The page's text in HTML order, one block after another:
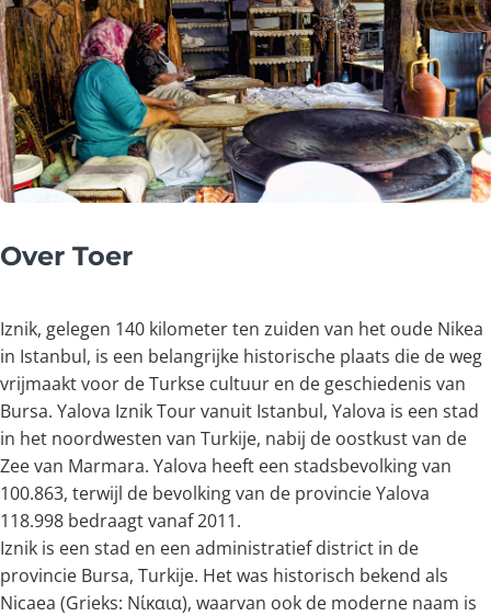
Over Toer
Iznik, gelegen 140 kilometer ten zuiden van het oude Nikea
in Istanbul, is een belangrijke historische plaats die de weg
vrijmaakt voor de Turkse cultuur en de geschiedenis van
Bursa. Yalova Iznik Tour vanuit Istanbul, Yalova is een stad
in het noordwesten van Turkije, nabij de oostkust van de
Zee van Marmara. Yalova heeft een stadsbevolking van
100.863, terwijl de bevolking van de provincie Yalova
118.998 bedraagt vanaf 2011.
Iznik is een stad en een administratief district in de
provincie Bursa, Turkije. Het was historisch bekend als
Nicaea (Grieks: Νίκαια), waarvan ook de moderne naam is